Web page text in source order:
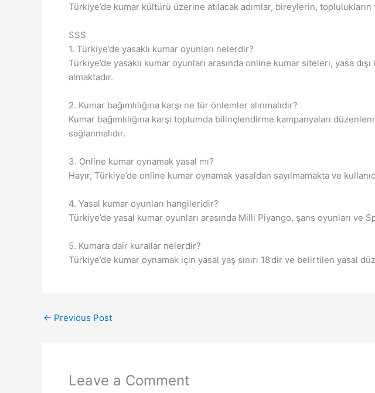
Türkiye’de kumar kültürü üzerine atılacak adımlar, bireylerin,
SSS
1. Türkiye’de yasaklı kumar oyunları nelerdir?
Türkiye’de yasaklı kumar oyunları arasında online kumar siteleri, yasa
almaktadır.
2. Kumar bağımlılığına karşı ne tür önlemler alınmalıdır?
Kumar bağımlılığına karşı toplumda bilinçlendirme kampanyaları
sağlanmalıdır.
3. Online kumar oynamak yasal mı?
Hayır, Türkiye’de online kumar oynamak yasaldan sayılmamakta ve
4. Yasal kumar oyunları hangileridir?
Türkiye’de yasal kumar oyunları arasında Milli Piyango, şans oyunları ve
5. Kumara dair kurallar nelerdir?
Türkiye’de kumar oynamak için yasal yaş sınırı 18’dir ve belirtilen yasal
← Previous Post
Leave a Comment